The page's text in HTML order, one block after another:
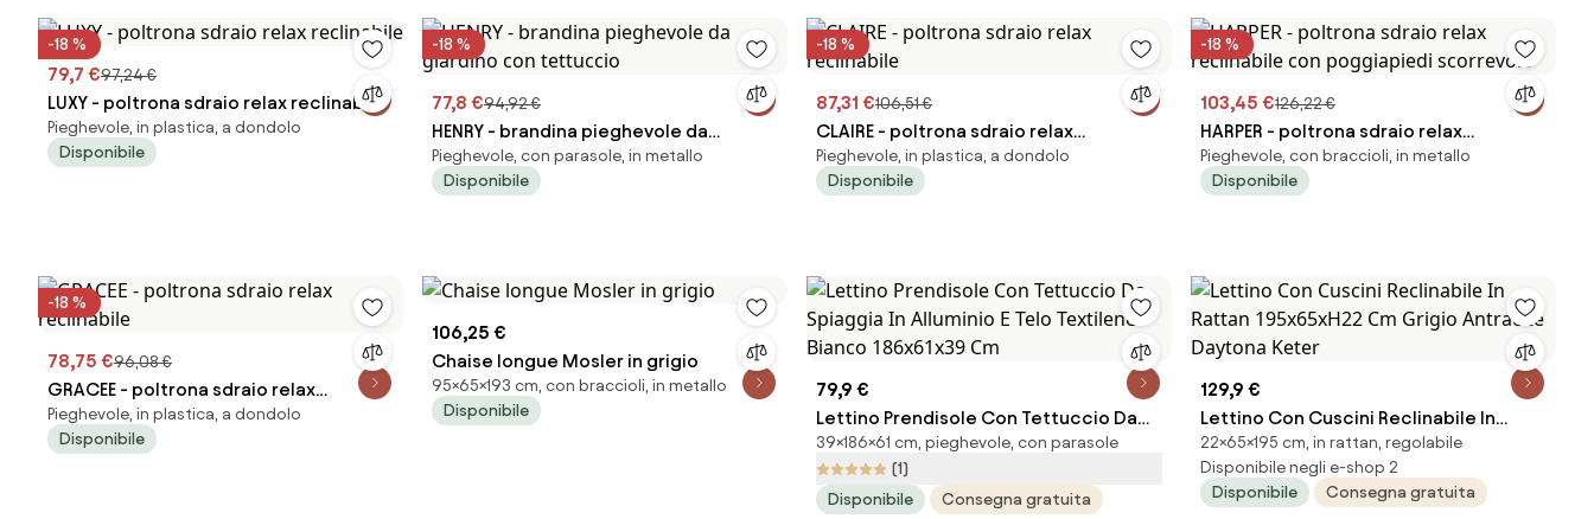
-18 %
79,7 €97,24 €
LUXY - poltrona sdraio relax reclinabile
Pieghevole, in plastica, a dondolo
Disponibile
-18 %
77,8 €94,92 €
HENRY - brandina pieghevole da
giardino con tettuccio
Pieghevole, con parasole, in metallo
Disponibile
-18 %
87,31 €106,51 €
CLAIRE - poltrona sdraio relax
reclinabile
Pieghevole, in plastica, a dondolo
Disponibile
-18 %
103,45 €126,22 €
HARPER - poltrona sdraio relax
reclinabile con poggiapiedi scorrevole
Pieghevole, con braccioli, in metallo
Disponibile
-18 %
78,75 €96,08 €
GRACEE - poltrona sdraio relax
reclinabile
Pieghevole, in plastica, a dondolo
Disponibile
106,25 €
Chaise longue Mosler in grigio
95×65×193 cm, con braccioli, in metallo
Disponibile
79,9 €
Lettino Prendisole Con Tettuccio Da
Spiaggia In Alluminio E Telo Textilene
Bianco 186x61x39 Cm
39×186×61 cm, pieghevole, con parasole
(1)
Disponibile
Consegna gratuita
129,9 €
Lettino Con Cuscini Reclinabile In
Rattan 195x65xH22 Cm Grigio
Antracite Daytona Keter
22×65×195 cm, in rattan, regolabile
Disponibile negli e-shop 2
Disponibile
Consegna gratuita